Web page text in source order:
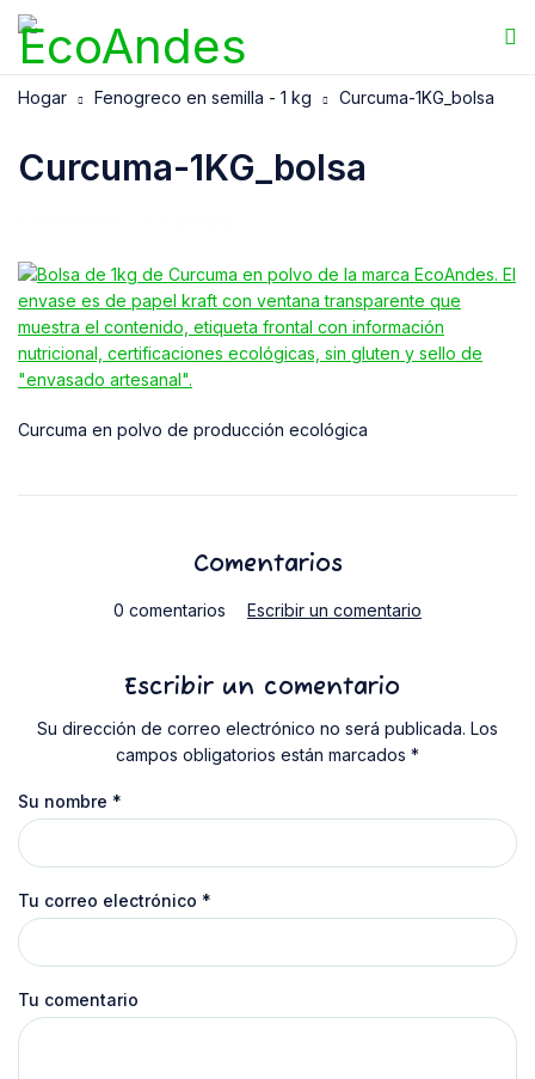
Hogar Fenogreco en semilla - 1 kg Curcuma-1KG_bolsa
Curcuma-1KG_bolsa
Curcuma en polvo de producción ecológica
Comentarios
0 comentarios Escribir un comentario
Escribir un comentario
Su dirección de correo electrónico no será publicada. Los
campos obligatorios están marcados *
Su nombre *
Tu correo electrónico *
Tu comentario